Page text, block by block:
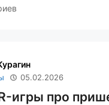
05.02.2026
игры про